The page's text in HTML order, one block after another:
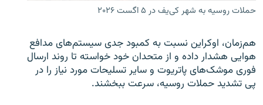
حملات روسیه به شهر کی‌یف در ۵ اگست ۲۰۲۶
هم‌زمان، اوکراین نسبت به کمبود جدی سیستم‌های مدافع
هوایی هشدار داده و از متحدان خود خواسته تا روند ارسال
فوری موشک‌های پاتریوت و سایر تسلیحات مورد نیاز را در
پی تشدید حملات روسیه، سرعت ببخشند.